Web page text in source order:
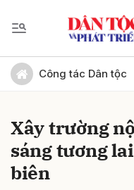
Công tác Dân tộc
Xây trường
sáng tương
biên
Gửi bình luận